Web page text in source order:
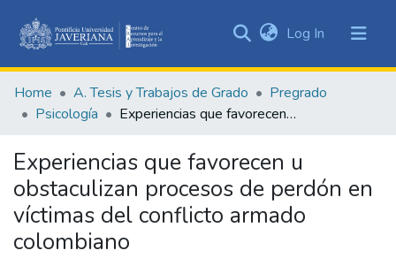
&
Collections
Statistics
Log In (current)
Home A. Tesis y Trabajos de Grado
Pregrado
Psicología
Experiencias que favorecen u obstaculizan procesos de perdón en víctimas del conflicto armado colombiano
Experiencias que favorecen u
obstaculizan procesos de perdón en
víctimas del conflicto armado
colombiano